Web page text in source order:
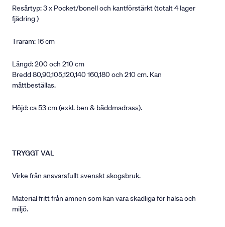
Resårtyp: 3 x Pocket/bonell och kantförstärkt (totalt 4 lager
fjädring )
Träram: 16 cm
Längd: 200 och 210 cm
Bredd 80,90,105,120,140 160,180 och 210 cm. Kan
måttbeställas.
Höjd: ca 53 cm (exkl. ben & bäddmadrass).
TRYGGT VAL
Virke från ansvarsfullt svenskt skogsbruk.
Material fritt från ämnen som kan vara skadliga för hälsa och
miljö.